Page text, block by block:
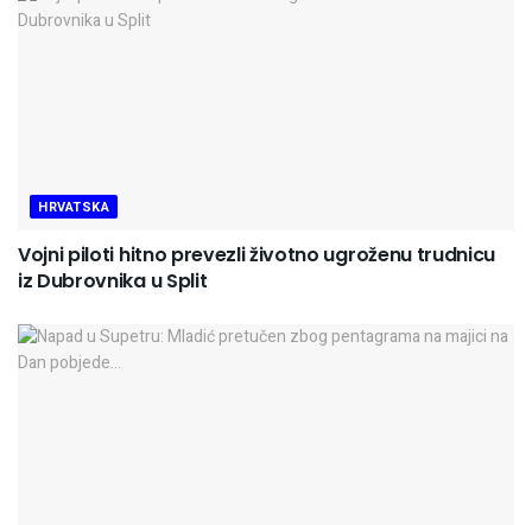
HRVATSKA
Vojni piloti hitno prevezli životno ugroženu trudnicu
iz Dubrovnika u Split